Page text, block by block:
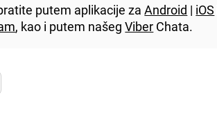
putem aplikacije zaAndroid | iOS
, kao i putem našegViber Chata.